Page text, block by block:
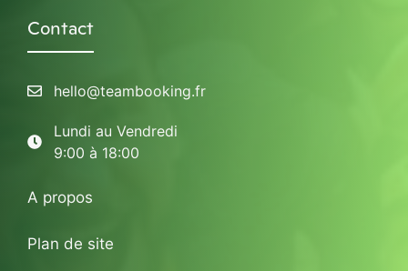
Contact
hello@teambooking.fr
Lundi au Vendredi
9:00 à 18:00
A propos
Plan de site